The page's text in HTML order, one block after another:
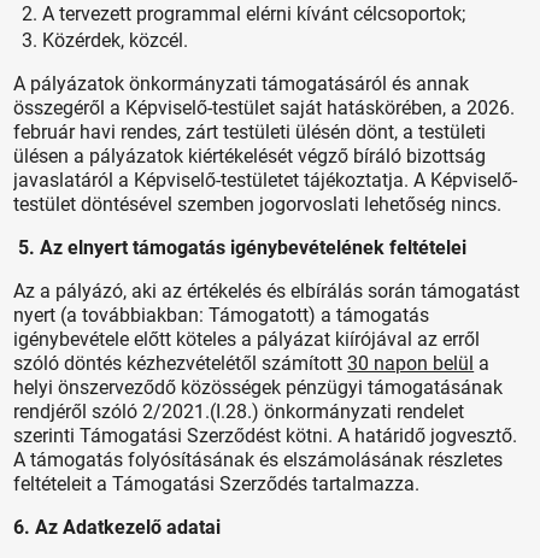
A tervezett programmal elérni kívánt célcsoportok;
Közérdek, közcél.
A pályázatok önkormányzati támogatásáról és annak
összegéről a Képviselő-testület saját hatáskörében, a 2026.
február havi rendes, zárt testületi ülésén dönt, a testületi
ülésen a pályázatok kiértékelését végző bíráló bizottság
javaslatáról a Képviselő-testületet tájékoztatja. A Képviselő-
testület döntésével szemben jogorvoslati lehetőség nincs.
5. Az elnyert támogatás igénybevételének feltételei
Az a pályázó, aki az értékelés és elbírálás során támogatást
nyert (a továbbiakban: Támogatott) a támogatás
igénybevétele előtt köteles a pályázat kiírójával az erről
szóló döntés kézhezvételétől számított30 napon belül a
helyi önszerveződő közösségek pénzügyi támogatásának
rendjéről szóló 2/2021.(I.28.) önkormányzati rendelet
szerinti Támogatási Szerződést kötni. A határidő jogvesztő.
A támogatás folyósításának és elszámolásának részletes
feltételeit a Támogatási Szerződés tartalmazza.
6. Az Adatkezelő adatai